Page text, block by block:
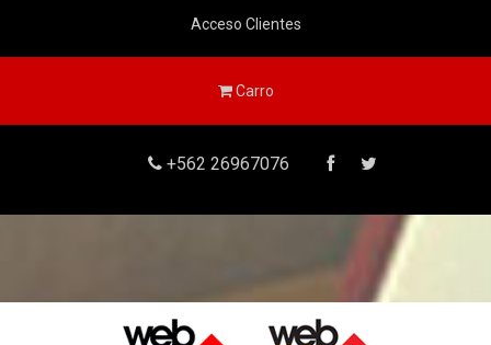
Acceso Clientes
Carro
+562 26967076